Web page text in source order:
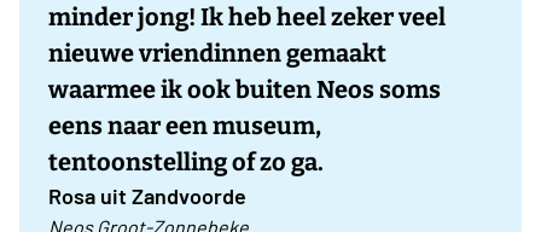
minder jong! Ik heb heel zeker veel
nieuwe vriendinnen gemaakt
waarmee ik ook buiten Neos soms
eens naar een museum,
tentoonstelling of zo ga.
Rosa uit Zandvoorde
Neos Groot-Zonnebeke